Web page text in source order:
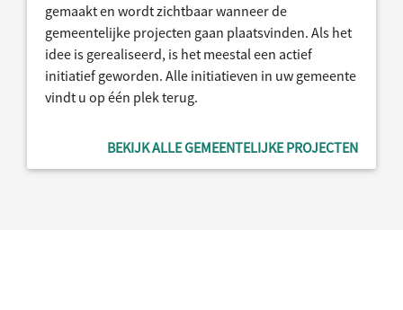
gemaakt en wordt zichtbaar wanneer de
gemeentelijke projecten gaan plaatsvinden. Als het
idee is gerealiseerd, is het meestal een actief
initiatief geworden. Alle initiatieven in uw gemeente
vindt u op één plek terug.
BEKIJK ALLE GEMEENTELIJKE PROJECTEN